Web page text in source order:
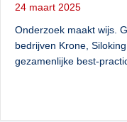
24 maart 2025
Onderzoek maakt wijs.
bedrijven Krone,
gezamenlijke best-